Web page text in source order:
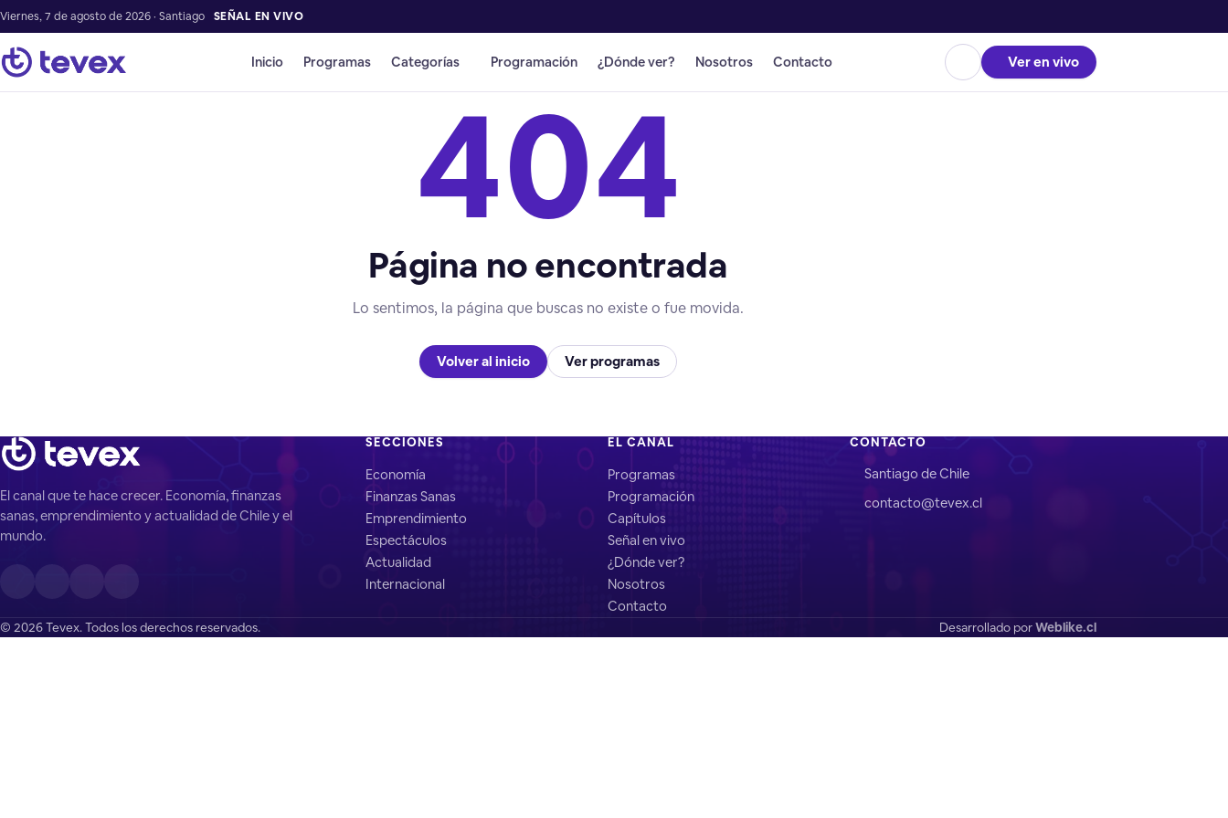
Viernes, 7 de agosto de 2026 · Santiago SEÑAL EN VIVO
Inicio Programas Categorías Programación ¿Dónde ver? Nosotros Contacto Ver en vivo
404
Página no encontrada
Lo sentimos, la página que buscas no existe o fue movida.
Volver al inicio Ver programas
El canal que te hace crecer. Economía, finanzas
sanas, emprendimiento y actualidad de Chile y el
mundo.
SECCIONES
Economía
Finanzas Sanas
Emprendimiento
Espectáculos
Actualidad
Internacional
EL CANAL
Programas
Programación
Capítulos
Señal en vivo
¿Dónde ver?
Nosotros
Contacto
CONTACTO
Santiago de Chile
contacto@tevex.cl
© 2026 Tevex. Todos los derechos reservados. Desarrollado porWeblike.cl